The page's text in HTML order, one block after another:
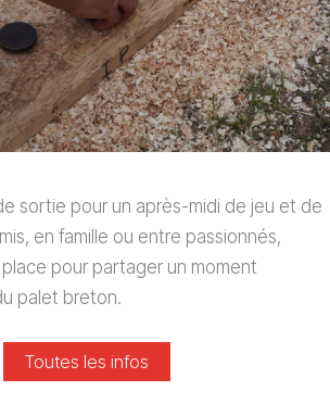
sortie pour un après-midi de jeu et de
en famille ou entre passionnés,
pour partager un moment
palet breton.
Toutes les infos